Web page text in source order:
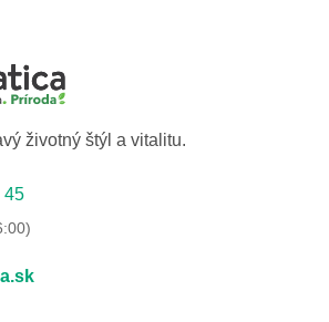
životný štýl a vitalitu.
45